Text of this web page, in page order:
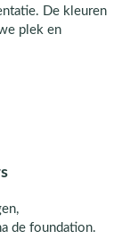
De kleuren
plek en
de foundation.